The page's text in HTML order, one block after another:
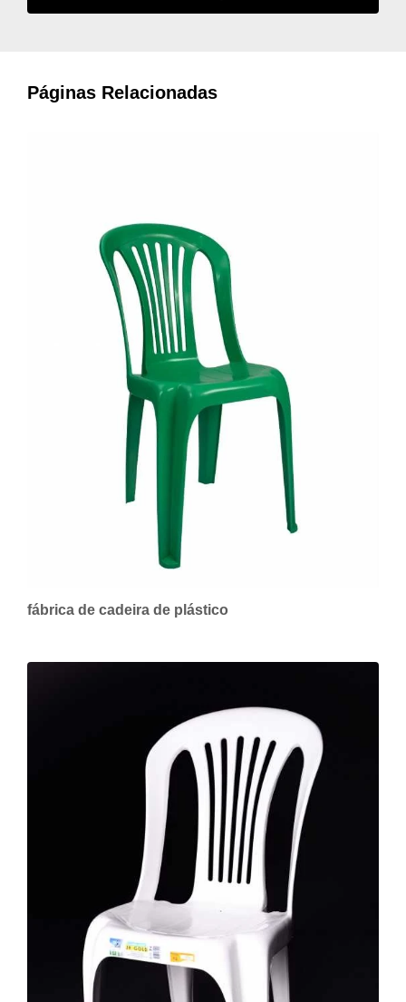
Páginas Relacionadas
fábrica de cadeira de plástico